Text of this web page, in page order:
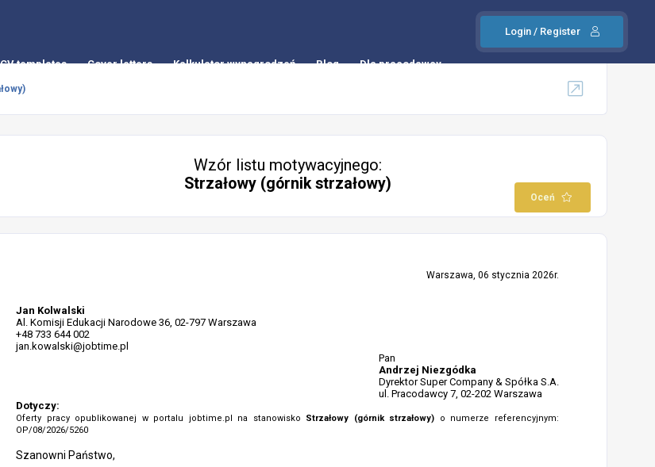
Login / Register
CV templates Cover letters Kalkulator wynagrodzeń Blog Dla pracodawcy
Wzór listu motywacyjnego:
Strzałowy (górnik strzałowy)
Oceń
Warszawa, 06 stycznia 2026r.
Jan Kolwalski
Al. Komisji Edukacji Narodowe 36, 02-797 Warszawa
+48 733 644 002
jan.kowalski@jobtime.pl
Pan
Andrzej Niezgódka
Dyrektor Super Company & Spółka S.A.
ul. Pracodawcy 7, 02-202 Warszawa
Dotyczy:
Oferty pracy opublikowanej w portalu jobtime.pl na stanowisko Strzałowy (górnik strzałowy) o numerze referencyjnym:
OP/08/2026/5260
Szanowni Państwo,